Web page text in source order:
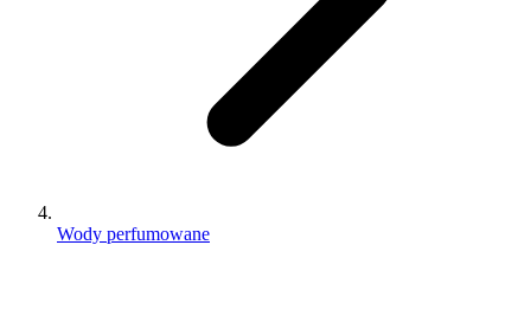
Wody perfumowane